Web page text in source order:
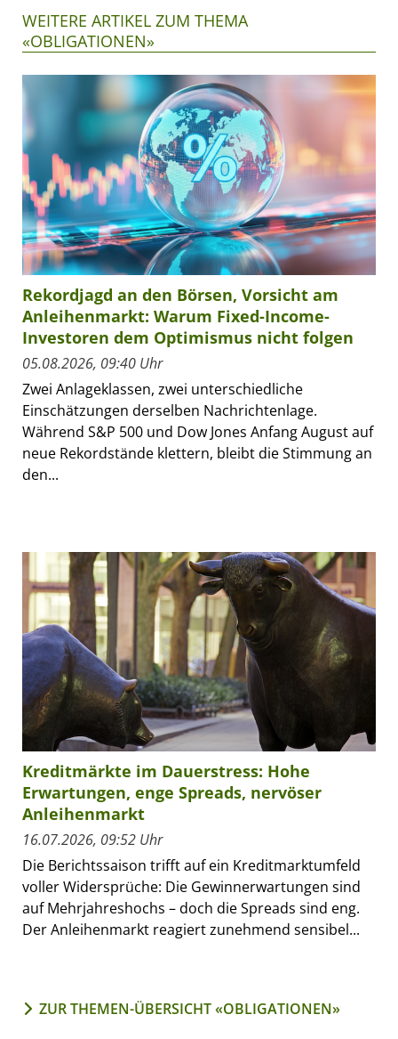
WEITERE ARTIKEL ZUM THEMA
«OBLIGATIONEN»
Rekordjagd an den Börsen, Vorsicht am
Anleihenmarkt: Warum Fixed-Income-
Investoren dem Optimismus nicht folgen
05.08.2026, 09:40 Uhr
Zwei Anlageklassen, zwei unterschiedliche
Einschätzungen derselben Nachrichtenlage.
Während S&P 500 und Dow Jones Anfang August auf
neue Rekordstände klettern, bleibt die Stimmung an
den...
Kreditmärkte im Dauerstress: Hohe
Erwartungen, enge Spreads, nervöser
Anleihenmarkt
16.07.2026, 09:52 Uhr
Die Berichtssaison trifft auf ein Kreditmarktumfeld
voller Widersprüche: Die Gewinnerwartungen sind
auf Mehrjahreshochs – doch die Spreads sind eng.
Der Anleihenmarkt reagiert zunehmend sensibel...
ZUR THEMEN-ÜBERSICHT «OBLIGATIONEN»